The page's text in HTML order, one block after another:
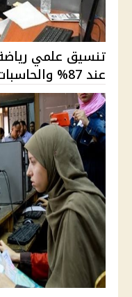
عند 87% والحاسبات 83% وأماكن بال...